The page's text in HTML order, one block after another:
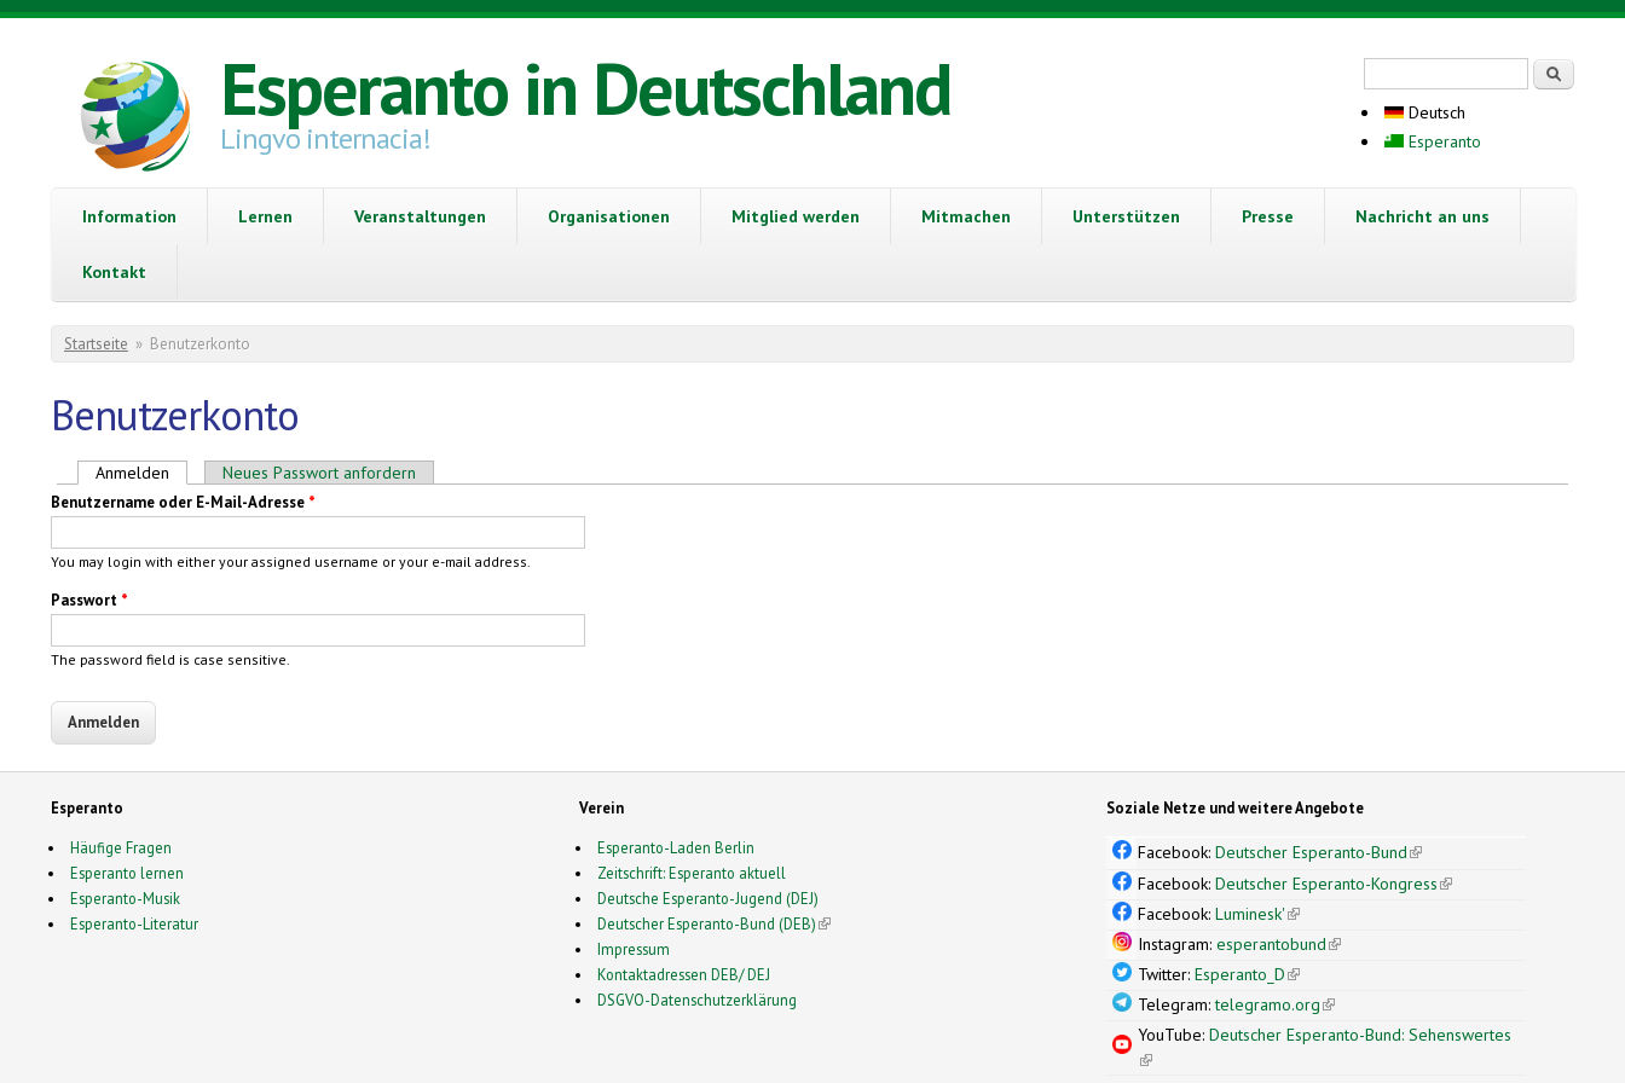
Direkt zum Inhalt
Esperanto in Deutschland
Lingvo internacia!
Deutsch
Esperanto
Information Lernen Veranstaltungen Organisationen Mitglied werden Mitmachen Unterstützen Presse Nachricht an uns
Kontakt
Sie sind hier
Startseite » Benutzerkonto
Benutzerkonto
Haupt-Reiter
Anmelden (aktiver Reiter)
Neues Passwort anfordern
Benutzername oder E-Mail-Adresse *
You may login with either your assigned username or your e-mail address.
Passwort *
The password field is case sensitive.
Esperanto
Häufige Fragen
Esperanto lernen
Esperanto-Musik
Esperanto-Literatur
Verein
Esperanto-Laden Berlin
Zeitschrift: Esperanto aktuell
Deutsche Esperanto-Jugend (DEJ)
Deutscher Esperanto-Bund (DEB)(link is external)
Impressum
Kontaktadressen DEB/ DEJ
DSGVO-Datenschutzerklärung
Soziale Netze und weitere Angebote
Facebook:Deutscher Esperanto-Bund(link is external)
Facebook:Deutscher Esperanto-Kongress(link is external)
Facebook:Luminesk'(link is external)
Instagram:esperantobund(link is external)
Twitter:Esperanto_D(link is external)
Telegram:telegramo.org(link is external)
YouTube:Deutscher Esperanto-Bund: Sehenswertes
(link is external)